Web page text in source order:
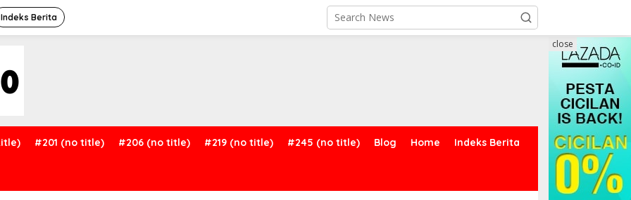
Indeks Berita
#201 (no title) #206 (no title) #219 (no title) #245 (no title) Blog Home Indeks Berita
close